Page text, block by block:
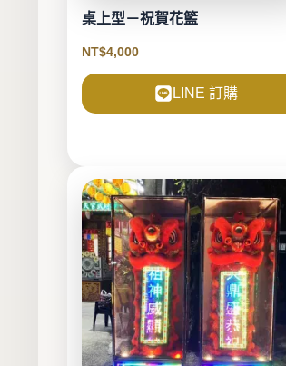
桌上型－祝賀花籃
NT$4,000
LINE 訂購